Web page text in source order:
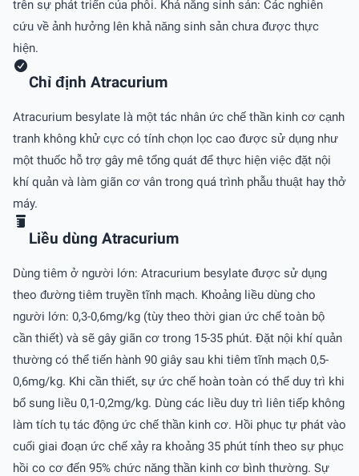
trên sự phát triển của phôi. Khả năng sinh sản: Các nghiên
cứu về ảnh hưởng lên khả năng sinh sản chưa được thực
hiện.
Chỉ định Atracurium
Atracurium besylate là một tác nhân ức chế thần kinh cơ cạnh
tranh không khử cực có tính chọn lọc cao được sử dụng như
một thuốc hỗ trợ gây mê tổng quát để thực hiện việc đặt nội
khí quản và làm giãn cơ vân trong quá trình phẫu thuật hay thở
máy.
Liều dùng Atracurium
Dùng tiêm ở người lớn: Atracurium besylate được sử dụng
theo đường tiêm truyền tĩnh mạch. Khoảng liều dùng cho
người lớn: 0,3-0,6mg/kg (tùy theo thời gian ức chế toàn bộ
cần thiết) và sẽ gây giãn cơ trong 15-35 phút. Ðặt nội khí quản
thường có thể tiến hành 90 giây sau khi tiêm tĩnh mạch 0,5-
0,6mg/kg. Khi cần thiết, sự ức chế hoàn toàn có thể duy trì khi
bổ sung liều 0,1-0,2mg/kg. Dùng các liều duy trì liên tiếp không
làm tích tụ tác động ức chế thần kinh cơ. Hồi phục tự phát vào
cuối giai đoạn ức chế xảy ra khoảng 35 phút tính theo sự phục
hồi co cơ đến 95% chức năng thần kinh cơ bình thường. Sự